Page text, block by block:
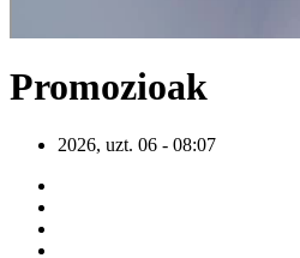
Promozioak
2026, uzt. 06 - 08:07